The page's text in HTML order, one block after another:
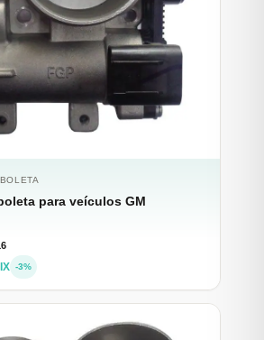
para veículos GM
-3%